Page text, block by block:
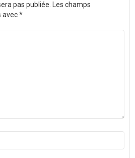
pas publiée. Les champs
avec*